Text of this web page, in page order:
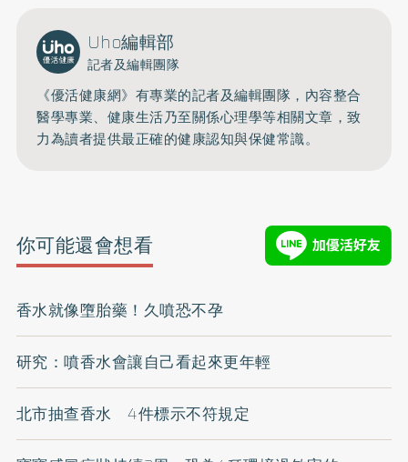
Uho編輯部
記者及編輯團隊
《優活健康網》有專業的記者及編輯團隊，內容整合
醫學專業、健康生活乃至關係心理學等相關文章，致
力為讀者提供最正確的健康認知與保健常識。
你可能還會想看
香水就像墮胎藥！久噴恐不孕
研究：噴香水會讓自己看起來更年輕
北市抽查香水 4件標示不符規定